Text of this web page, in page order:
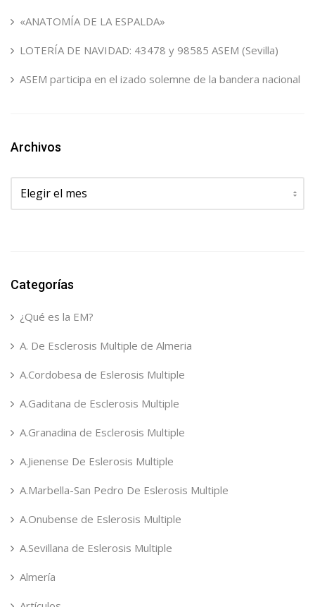
«ANATOMÍA DE LA ESPALDA»
LOTERÍA DE NAVIDAD: 43478 y 98585 ASEM (Sevilla)
ASEM participa en el izado solemne de la bandera nacional
Archivos
Archivos
Categorías
¿Qué es la EM?
A. De Esclerosis Multiple de Almeria
A.Cordobesa de Eslerosis Multiple
A.Gaditana de Esclerosis Multiple
A.Granadina de Esclerosis Multiple
A.Jienense De Eslerosis Multiple
A.Marbella-San Pedro De Eslerosis Multiple
A.Onubense de Eslerosis Multiple
A.Sevillana de Eslerosis Multiple
Almería